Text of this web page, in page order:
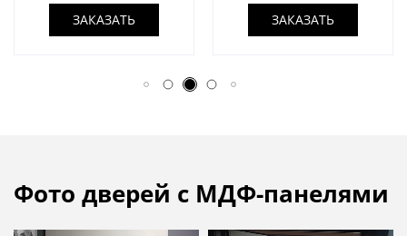
ЗАКАЗАТЬ
МДФ со шпоном
ЗАКАЗАТЬ
Фото дверей с МДФ-панелями